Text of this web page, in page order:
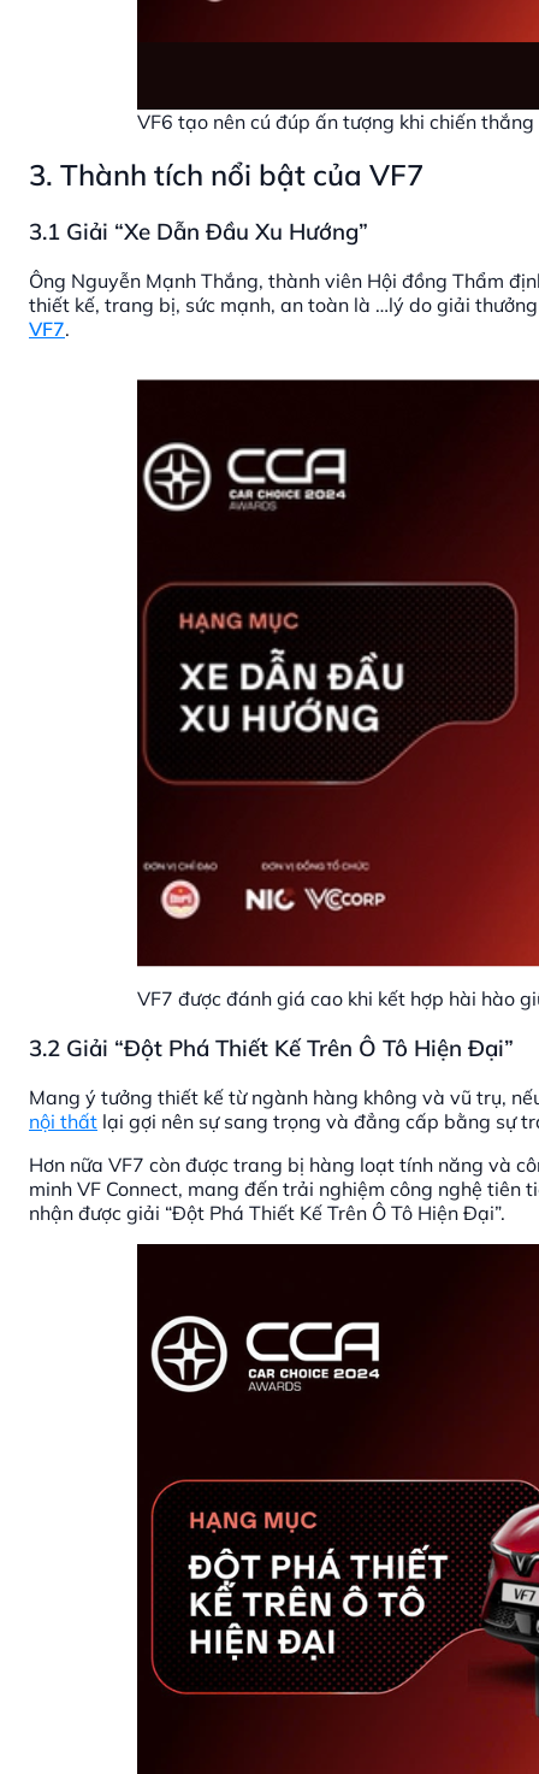
VF6 tạo nên cú đúp ấn tượng khi chiến
3. Thành tích nổi bật của VF7
3.1 Giải “Xe Dẫn Đầu Xu Hướng”
Ông Nguyễn Mạnh Thắng, thành viên Hội đồng Thẩm
thiết kế, trang bị, sức mạnh, an toàn là …lý do giải
VF7.
VF7 được đánh giá cao khi kết hợp hài hào
3.2 Giải “Đột Phá Thiết Kế Trên Ô Tô Hiện Đại”
Mang ý tưởng thiết kế từ ngành hàng không và vũ trụ,
nội thất lại gợi nên sự sang trọng và đẳng cấp bằng sự
Hơn nữa VF7 còn được trang bị hàng loạt tính năng và
minh VF Connect, mang đến trải nghiệm công nghệ
nhận được giải “Đột Phá Thiết Kế Trên Ô Tô Hiện Đại”.